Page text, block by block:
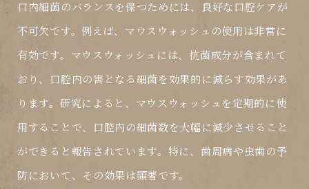
口内細菌のバランスを保つためには、良好な口腔ケアが
不可欠です。例えば、マウスウォッシュの使用は非常に
有効です。マウスウォッシュには、抗菌成分が含まれて
おり、口腔内の害となる細菌を効果的に減らす効果があ
ります。研究によると、マウスウォッシュを定期的に使
用することで、口腔内の細菌数を大幅に減少させること
ができると報告されています。特に、歯周病や虫歯の予
防において、その効果は顕著です。